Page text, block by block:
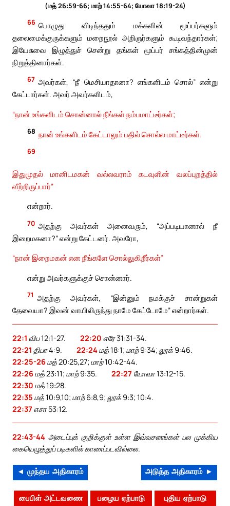
(மத் 26:59-66; மாற் 14:55-64; யோவா 18:19-24)
66 பொழுது விடிந்ததும் மக்களின் மூப்பர்களும்
தலைமைக்குருக்களும் மறைநூல் அறிஞர்களும் கூடிவந்தார்கள்;
இயேசுவை இழுத்துச் சென்று தங்கள் மூப்பர் சங்கத்தின்முன்
நிறுத்தினார்கள்.
67 அவர்கள், “நீ மெசியாதானா? எங்களிடம் சொல்” என்று
கேட்டார்கள். அவர் அவர்களிடம்,
“நான் உங்களிடம் சொன்னால் நீங்கள் நம்பமாட்டீர்கள்;
68 நான் உங்களிடம் கேட்டாலும் பதில் சொல்ல மாட்டீர்கள்.
69
இதுமுதல் மானிடமகன் வல்லவராம் கடவுளின் வலப்புறத்தில்
வீற்றிருப்பார்”
என்றார்.
70 அதற்கு அவர்கள் அனைவரும், “அப்படியானால் நீ
இறைமகனா?” என்று கேட்டனர். அவரோ,
“நான் இறைமகன் என நீங்களே சொல்லுகிறீர்கள்”
என்று அவர்களுக்குச் சொன்னார்.
71 அதற்கு அவர்கள், “இன்னும் நமக்குச் சான்றுகள்
தேவையா? இவன் வாயிலிருந்து நாமே கேட்டோமே” என்றார்கள்.
22:1 விப 12:1-27. 22:20 எரே 31:31-34.
22:21 திபா 4:9. 22:24மத் 18:1; மாற் 9:34; லூக் 9:46.
22:25-26மத் 20:25,27; மாற் 10:42-44.
22:26மத் 23:11; மாற் 9:35. 22:27 யோவா 13:12-15.
22:30 மத் 19:28.
22:35 மத் 10:9,10; மாற் 6:8,9; லூக் 9:3; 10:4.
22:37 எசா 53:12.
22:43-44 அடைப்புக் குறிக்குள் உள்ள இவ்வசனங்கள் பல முக்கிய
கையெழுத்துப் படிகளில் காணப்படவில்லை.
◄ முந்தய அதிகாரம் அடுத்த அதிகாரம் ►
பைபிள் அட்டவணை பழைய ஏற்பாடு புதிய ஏற்பாடு